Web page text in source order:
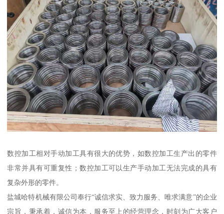
数控加工相对手动加工具有很大的优势，如数控加工生产出的零件
非常并具有可重复性；数控加工可以生产手动加工无法完成的具有
复杂外形的零件。
盐城哈特机械有限公司奉行“诚信求实、致力服务、唯求满意”的企业
宗旨，秉承着，诚信为本，服务至上的经营理念，时刻为广大客户